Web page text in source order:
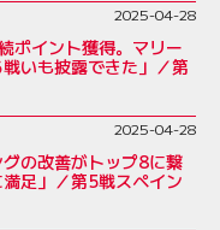
2025-04-28
ポイント獲得。マリー
いも披露できた」／第
2025-04-28
の改善がトップ8に繋
足」／第5戦スペイン